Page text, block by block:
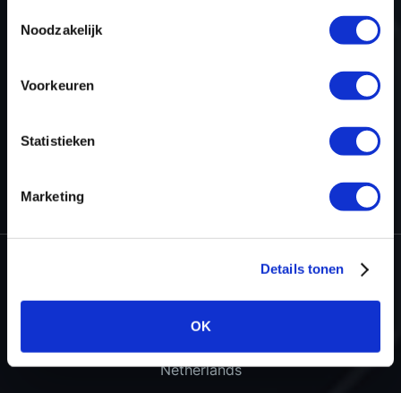
Noodzakelijk
Voorkeuren
Statistieken
Marketing
Details tonen
OK
2.3 DCI
Dyno-ChiptuningFiles.com
Baarnschedijk 6 C1
3741 LR Baarn
Netherlands